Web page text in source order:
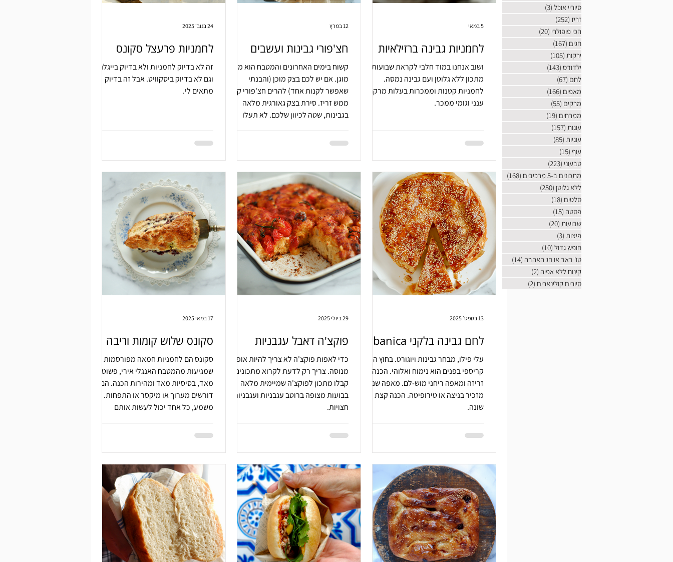
לחמניות גבינה ברזילאיות
ושוב אנחנו במוד חלבי לקראת שבועות.
מתכון ללא גלוטן ועם גבינה נמסה.
לחמניות קטנות וממכרות בעלות מרקם
ענני וגומי ממכר.
5 במאי
חצ'פורי גבינות ועשבים
קשוח בימים האחרונים והמטבח הוא מרחב
מוגן. אם יש לכם בצק מוכן (והבנתי
שאפשר לקנות אחד) להרים חצ'פורי קורה
ממש זריז. סירת בצק גאורגית מלאה
בגבינות, שטה לכיוון שלכם. לא תעלו
12 במרץ
לחמניות פרעצל סקונס
זה לא בדיוק לחמניות ולא בדיוק בייגלה
וגם לא בדיוק ביסקוויט. אבל זה בדיוק
מתאים לי.
24 בנוב׳ 2025
לחם גבינה בלקני Gibanica
עלי פילו, מבחר גבינות ויוגורט. בחוץ הוא
קריספי בפנים הוא נימוח ואלוהי. הכנה
זריזה ומאפה ריחני מוש-לם. מאפה שנורא
מזכיר בניצה או טירופיטה. הכנה קצת
שונה.
13 בספט׳ 2025
פוקצ'ה דאבל עגבניות
כדי לאפות פוקצ'ה לא צריך להיות אופה
מנוסה. צריך רק לדעת לקרוא מתכונים.
קבלו מתכון לפוקצ'ה שמיימית מלאה
בבועות מצופה ברוטב עגבניות ועגבניות
חצויות.
29 ביולי 2025
סקונס שלוש קומות וריבה
סקונס הם לחמניות חמאה מפורסמות
שמגיעות מהמטבח האנגלי אירי, פשוטות
מאד, בסיסיות מאד ומהירות הכנה. הם לא
דורשים מערוך או מיקסר או התפחות.
משמע, כל אחד יכול לעשות אותם
17 במאי 2025
סיוריי אוכל (3)
זריז (252)
הכי פופולרי (20)
חגים (167)
ירקות (105)
ילדודס (143)
לחם (67)
מאפים (166)
מרקים (55)
ממרחים (19)
עוגות (157)
עוגיות (85)
עוף (15)
טבעוני (223)
מתכונים ב-5 מרכיבים
(168)
ללא גלוטן (250)
סלטים (18)
פסטה (15)
שבועות (20)
פיצות (3)
חופש גדול (10)
טו' באב או חג האהבה (14)
קינוח ללא אפיה (2)
סיורים קולינארים (2)